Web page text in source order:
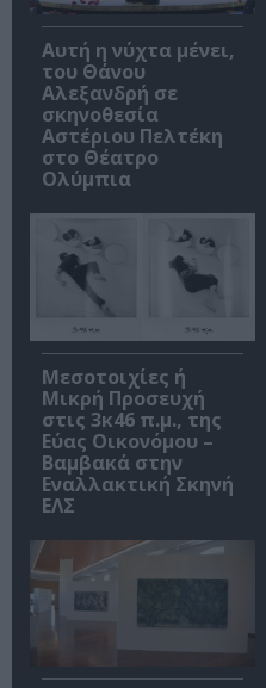
Αυτή η νύχτα μένει,
του Θάνου
Αλεξανδρή σε
σκηνοθεσία
Αστέριου Πελτέκη
στο Θέατρο
Ολύμπια
Μεσοτοιχίες ή
Μικρή Προσευχή
στις 3κ46 π.μ., της
Εύας Οικονόμου –
Βαμβακά στην
Εναλλακτική Σκηνή
ΕΛΣ